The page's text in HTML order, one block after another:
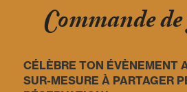
Commande
CÉLÈBRE TON ÉVÈNEMENT
SUR-MESURE À PARTAGER